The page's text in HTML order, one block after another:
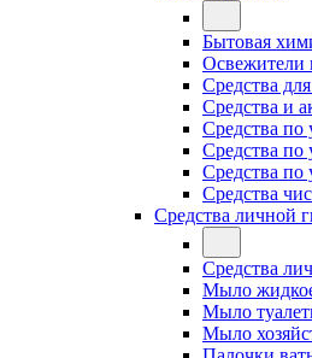
Бытовая
Освежители
Средства
Средства и
Средства по
Средства по
Средства по
Средства
Средства личной
Средства
Мыло
Мыло
Мыло